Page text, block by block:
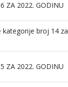
ZA 2022. GODINU
kategorije broj 14 za
ZA 2022. GODINU